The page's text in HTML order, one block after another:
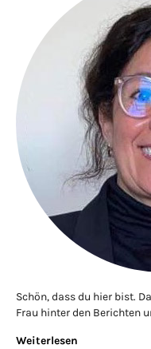
Schön, dass du hier bist.
Frau hinter den Berichten
Weiterlesen